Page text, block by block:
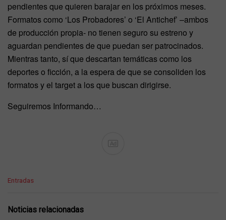
pendientes que quieren barajar en los próximos meses.
Formatos como ‘Los Probadores’ o ‘El Antichef’ –ambos
de producción propia- no tienen seguro su estreno y
aguardan pendientes de que puedan ser patrocinados.
Mientras tanto, sí que descartan temáticas como los
deportes o ficción, a la espera de que se consoliden los
formatos y el target a los que buscan dirigirse.
Seguiremos Informando…
Ad
C
e
Entradas
Noticias relacionadas